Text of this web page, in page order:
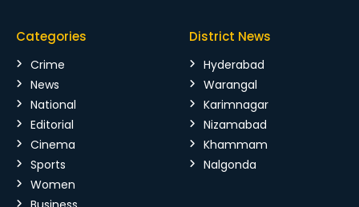
Categories
Crime
News
National
Editorial
Cinema
Sports
Women
District News
Hyderabad
Warangal
Karimnagar
Nizamabad
Khammam
Nalgonda